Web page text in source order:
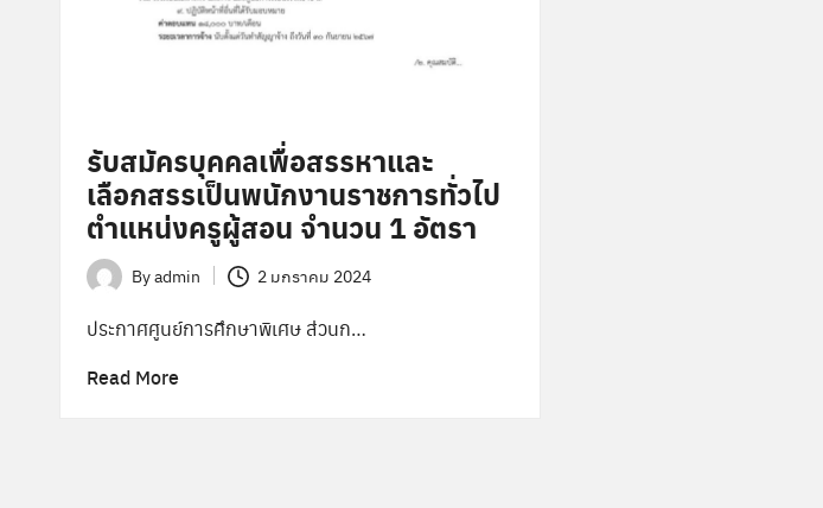
รับสมัครบุคคลเพื่อสรรหาและ
เลือกสรรเป็นพนักงานราชการทั่วไป
ตำแหน่งครูผู้สอน จำนวน 1 อัตรา
Posted
by
Byadmin 2 มกราคม 2024
ประกาศศูนย์การศึกษาพิเศษ ส่วนก…
Read More